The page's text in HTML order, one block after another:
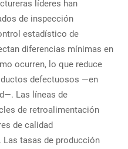
líderes han
de inspección
estadístico de
diferencias mínimas en
ocurren, lo que reduce
defectuosos —en
Las líneas de
de retroalimentación
de calidad
tasas de producción